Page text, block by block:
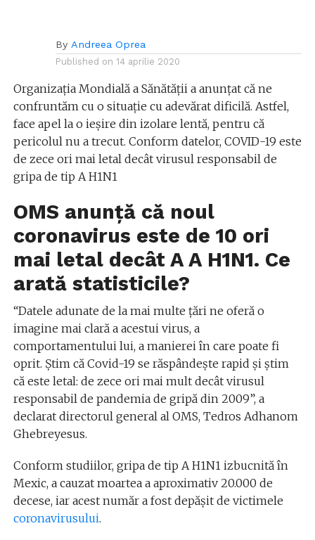
By Andreea Oprea
Published on 14 aprilie 2020
Organizaţia Mondială a Sănătăţii a anunțat că ne
confruntăm cu o situație cu adevărat dificilă. Astfel,
face apel la o ieșire din izolare lentă, pentru că
pericolul nu a trecut. Conform datelor, COVID-19 este
de zece ori mai letal decât virusul responsabil de
gripa de tip A H1N1
OMS anunță că noul
coronavirus este de 10 ori
mai letal decât A A H1N1. Ce
arată statisticile?
“Datele adunate de la mai multe ţări ne oferă o
imagine mai clară a acestui virus, a
comportamentului lui, a manierei în care poate fi
oprit. Ştim că Covid-19 se răspândeşte rapid şi ştim
că este letal: de zece ori mai mult decât virusul
responsabil de pandemia de gripă din 2009”, a
declarat directorul general al OMS, Tedros Adhanom
Ghebreyesus.
Conform studiilor, gripa de tip A H1N1 izbucnită în
Mexic, a cauzat moartea a aproximativ 20.000 de
decese, iar acest număr a fost depășit de victimele
coronavirusului.